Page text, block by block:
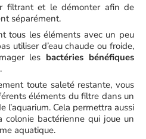
filtrant et le démonter afin de
séparément.
tous les éléments avec un peu
utiliser d’eau chaude ou froide,
les bactéries bénéfiques
toute saleté restante, vous
éléments du filtre dans un
l’aquarium. Cela permettra aussi
colonie bactérienne qui joue un
aquatique.